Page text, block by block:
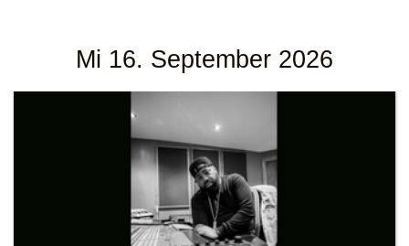
Mi 16. September 2026